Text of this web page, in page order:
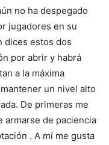
no ha despegado
jugadores en su
dices estos dos
por abrir y habrá
a la máxima
un nivel alto
De primeras me
armarse de paciencia
. A mí me gusta